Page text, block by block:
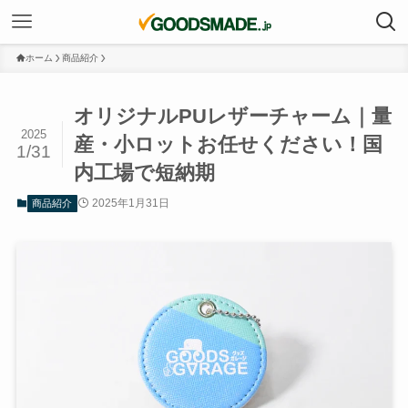
ホーム 商品紹介
オリジナルPUレザーチャーム｜量
産・小ロットお任せください！国
内工場で短納期
2025
1/31
商品紹介 2025年1月31日